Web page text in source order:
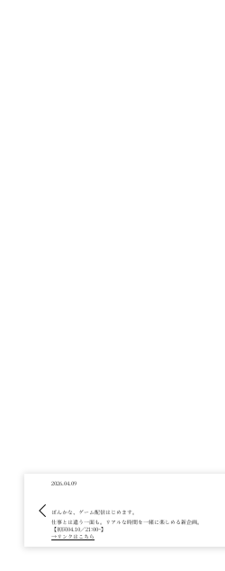
2026.04.09
ぽんかな、ゲーム配信はじめます。
仕事とは違う一面も。リアルな時間を一緒に楽しめる新企画。
【初回04.10／21:00~】
→リンクはこちら